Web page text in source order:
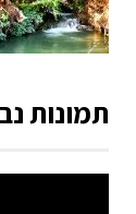
תמונות